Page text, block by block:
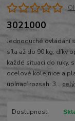
3021000
Jednoduché ovládání
síla až do 90 kg, díky
každé situaci do ruky,
ocelové kolejnice a
upínací rozsah: 3...
Dostupnost